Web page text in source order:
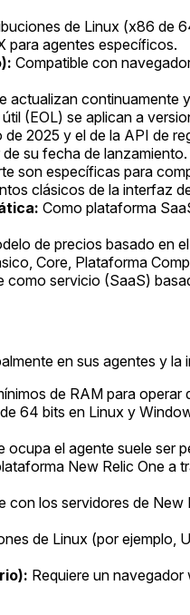
de Linux (x86 de
para agentes específicos.
Compatible con
actualizan continuamente
(EOL) se aplican a
2025 y el de la API de
su fecha de lanzamiento.
son específicas para
clásicos de la interfaz
Como plataforma
de precios basado en
Core, Plataforma
como servicio (SaaS)
en sus agentes y la
de RAM para
64 bits en Linux y
ocupa el agente suele ser
New Relic One
con los servidores de
de Linux (por ejemplo,
Requiere un